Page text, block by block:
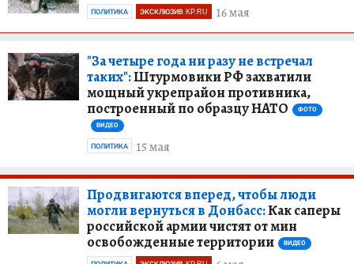
16 мая
ПОЛИТИКА ЭКСКЛЮЗИВ KP.RU
"За четыре года ни разу не встречал
таких":Штурмовики РФ захватили
мощный укрепрайон противника,
построенный по образцу НАТО
ФОТО
ВИДЕО
15 мая
ПОЛИТИКА
Продвигаются вперед, чтобы люди
могли вернуться в Донбасс:Как саперы
российской армии чистят от мин
освобожденные территории
ВИДЕО